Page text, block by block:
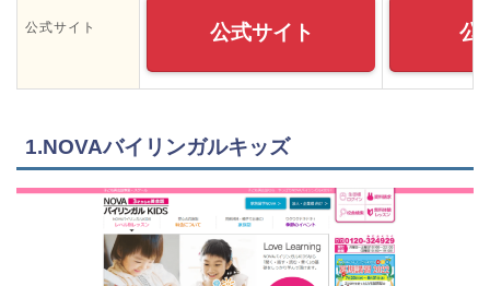
公式サイト 公式サイト 公
1.NOVAバイリンガルキッズ